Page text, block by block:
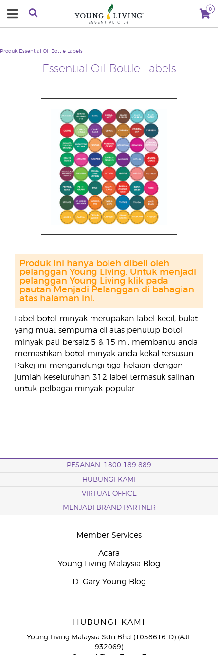
0
Essential Oil Bottle Labels
Produk Essential Oil Bottle Labels
Label botol minyak merupakan label kecil, bulat
yang muat sempurna di atas penutup botol
minyak pati bersaiz 5 & 15 ml, membantu anda
memastikan botol minyak anda kekal tersusun.
Pakej ini mengandungi tiga helaian dengan
jumlah keseluruhan 312 label termasuk salinan
untuk pelbagai minyak popular.
Produk ini hanya boleh dibeli oleh
pelanggan Young Living. Untuk menjadi
pelanggan Young Living klik pada
pautan Menjadi Pelanggan di bahagian
atas halaman ini.
PESANAN: 1800 189 889
HUBUNGI KAMI
VIRTUAL OFFICE
MENJADI BRAND PARTNER
Member Services
Acara
Young Living Malaysia Blog
D. Gary Young Blog
HUBUNGI KAMI
Young Living Malaysia Sdn Bhd (1058616-D) (AJL
932069)